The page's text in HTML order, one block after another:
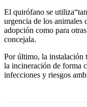
El quirófano se
urgencia de los animales
adopción como para
concejala.
Por último, la instalación
la incineración de forma
infecciones y riesgos